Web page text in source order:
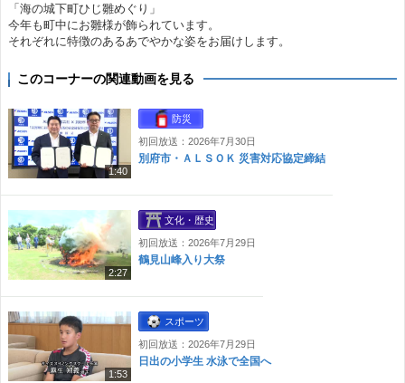
「海の城下町ひじ雛めぐり」
今年も町中にお雛様が飾られています。
それぞれに特徴のあるあでやかな姿をお届けします。
このコーナーの関連動画を見る
1:40
防災
初回放送：2026年7月30日
別府市・ＡＬＳＯＫ 災害対応協定締結
2:27
文化・歴史
初回放送：2026年7月29日
鶴見山峰入り大祭
1:53
スポーツ
初回放送：2026年7月29日
日出の小学生 水泳で全国へ